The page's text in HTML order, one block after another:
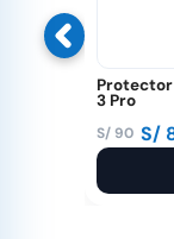
Protector
3 Pro
S/90
El
original
S/
El
actual